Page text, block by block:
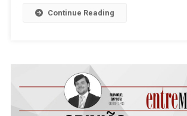
Continue Reading